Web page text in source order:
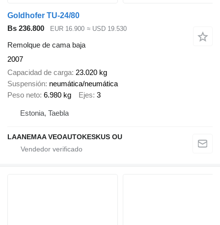
Goldhofer TU-24/80
Bs 236.800
EUR 16.900 ≈ USD 19.530
Remolque de cama baja
2007
Capacidad de carga 23.020 kg
Suspensión neumática/neumática
Peso neto 6.980 kg Ejes 3
Estonia, Taebla
LAANEMAA VEOAUTOKESKUS OU